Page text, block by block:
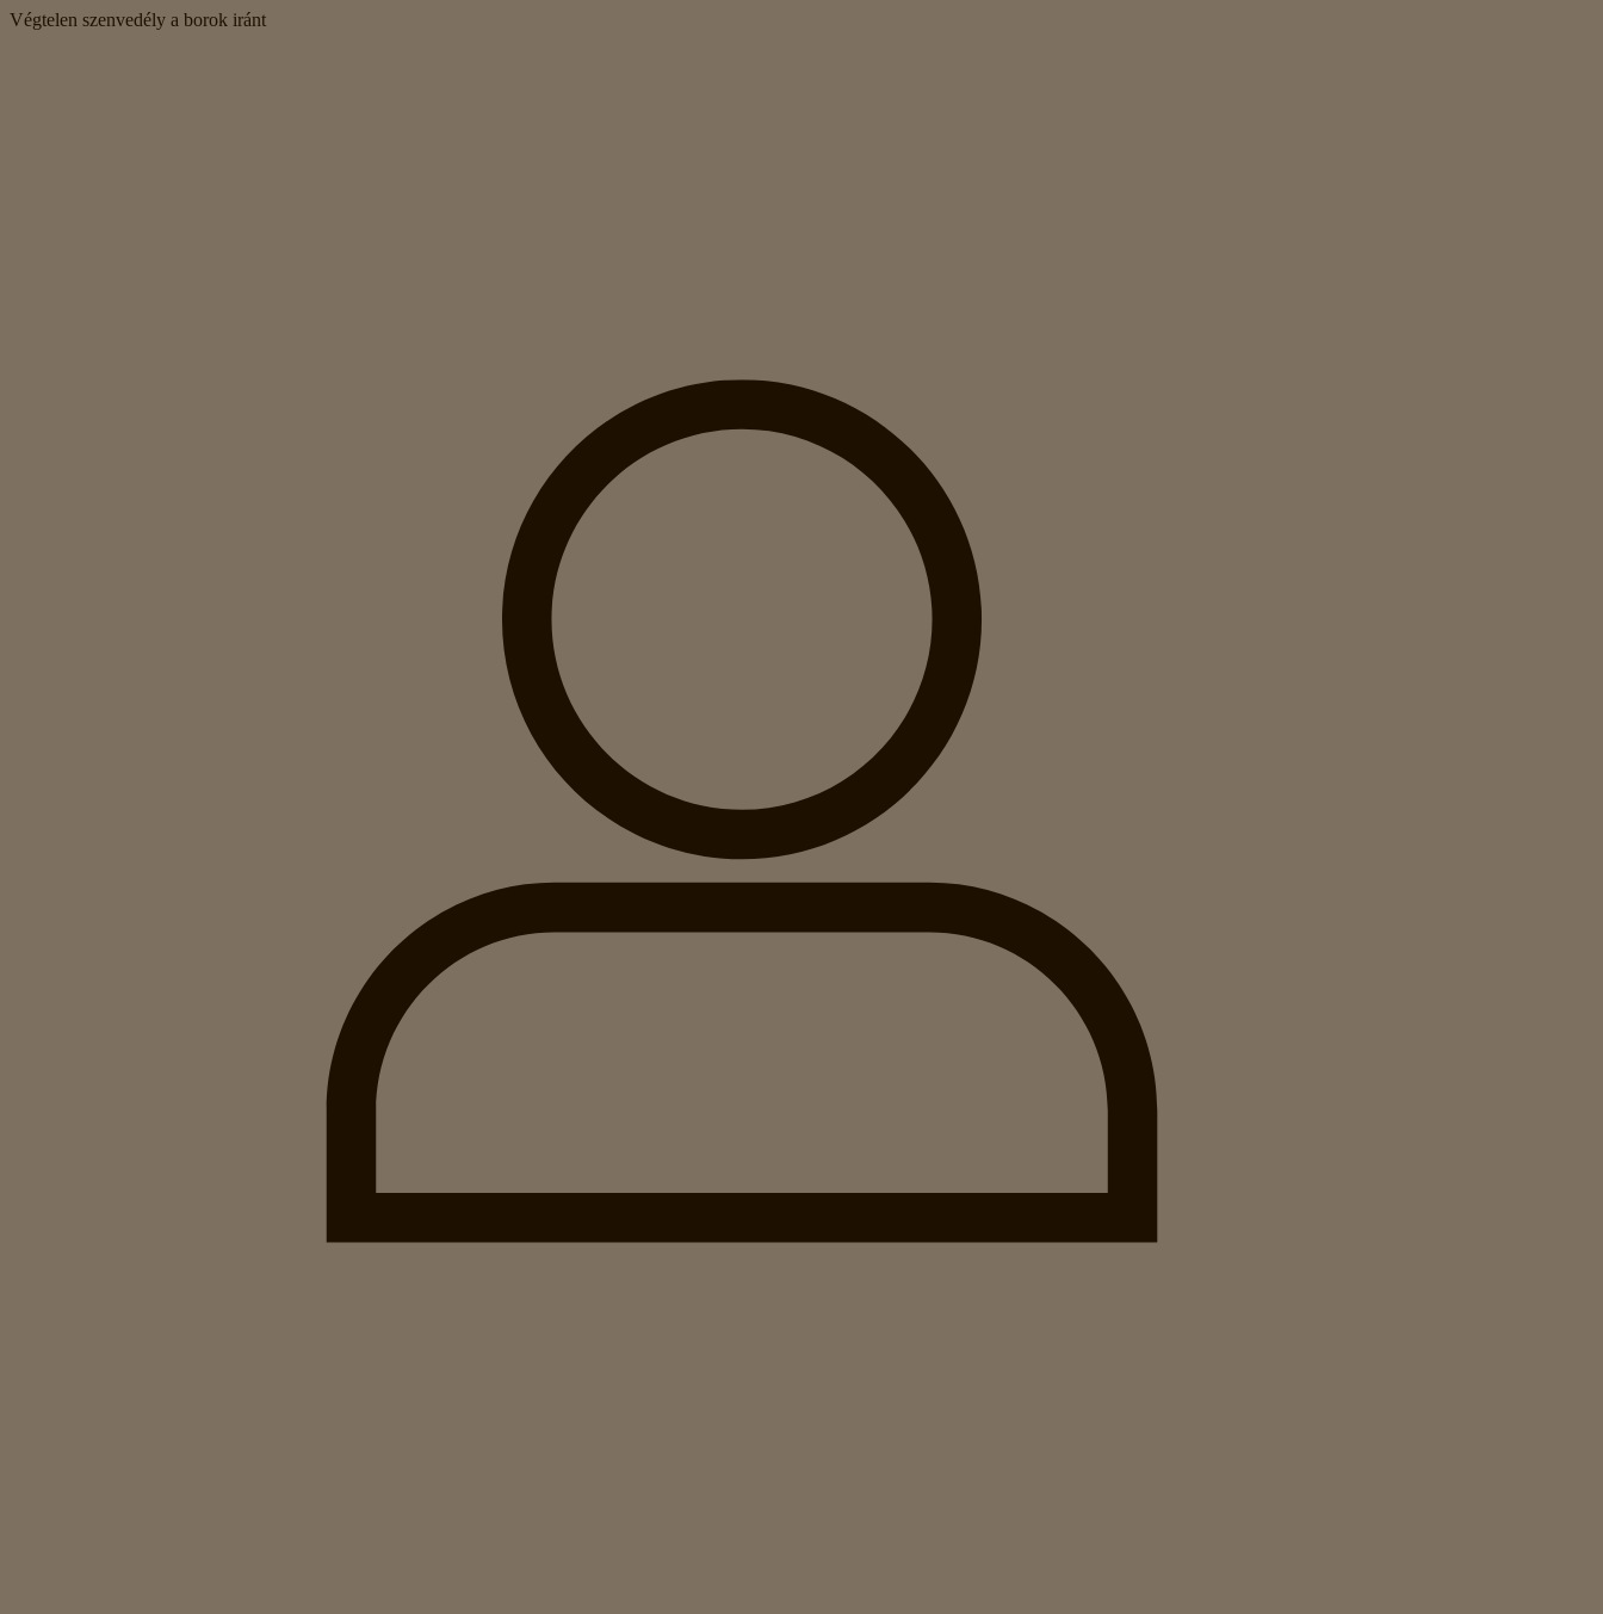
Végtelen szenvedély a borok iránt